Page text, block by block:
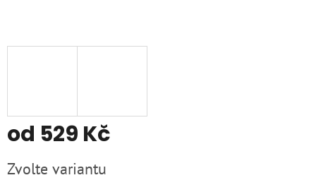
od 529 Kč
cena:
Zvolte variantu